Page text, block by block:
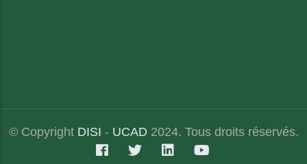
© Copyright DISI - UCAD 2024. Tous droits réservés.